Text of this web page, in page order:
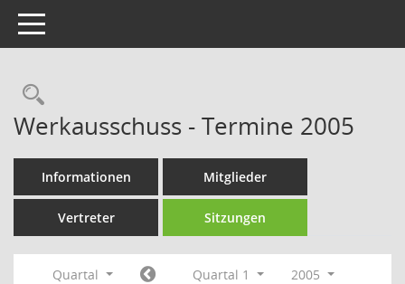
Toggle navigation
Rechercheauswahl
Werkausschuss - Termine 2005
Informationen Mitglieder
Vertreter Sitzungen
Quartal Quartal 1
2005